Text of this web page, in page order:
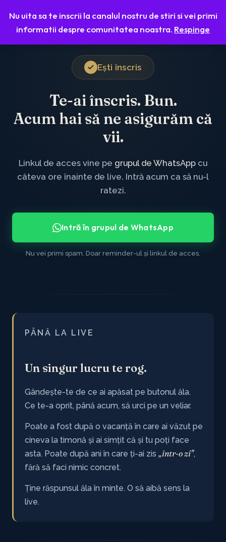
Online pe Zoom
Ești înscris
Te-ai înscris. Bun.
Acum hai să ne asigurăm că
vii.
Linkul de acces vine pe grupul de WhatsApp cu
câteva ore înainte de live. Intră acum ca să nu-l
ratezi.
Intră în grupul de WhatsApp
Nu vei primi spam. Doar reminder-ul și linkul de acces.
PÂNĂ LA LIVE
Un singur lucru te rog.
Gândește-te de ce ai apăsat pe butonul ăla.
Ce te-a oprit, până acum, să urci pe un veliar.
Poate a fost după o vacanță în care ai văzut pe
cineva la timonă și ai simțit că și tu poți face
asta. Poate după ani în care ți-ai zis „într-o zi",
fără să faci nimic concret.
Ține răspunsul ăla în minte. O să aibă sens la
live.
Nu uita sa te inscrii la canalul nostru de stiri si vei primi
informatii despre comunitatea noastra. Respinge